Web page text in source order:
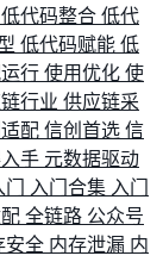
低代码整合 低代
低代码赋能 低
行 使用优化 使
行业 供应链采
配 信创首选 信
手 元数据驱动
门 入门合集 入门
全链路 公众号
安全 内存泄漏 内